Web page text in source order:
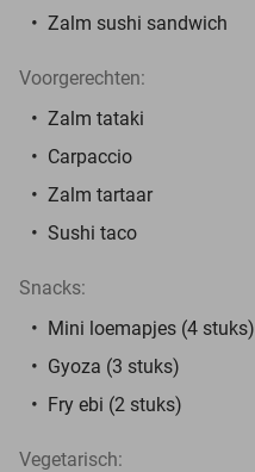
Zalm sushi sandwich
Voorgerechten:
Zalm tataki
Carpaccio
Zalm tartaar
Sushi taco
Snacks:
Mini loemapjes (4 stuks)
Gyoza (3 stuks)
Fry ebi (2 stuks)
Vegetarisch: